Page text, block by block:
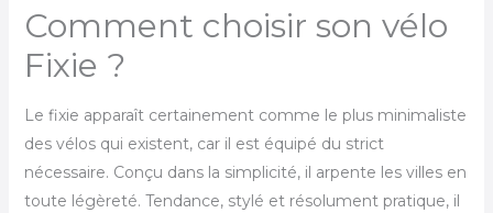
Comment choisir son vélo
Fixie ?
Le fixie apparaît certainement comme le plus minimaliste
des vélos qui existent, car il est équipé du strict
nécessaire. Conçu dans la simplicité, il arpente les villes en
toute légèreté. Tendance, stylé et résolument pratique, il